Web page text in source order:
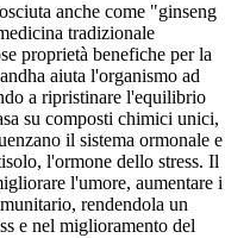
anche come "ginseng
tradizionale
proprietà benefiche per la
aiuta l'organismo ad
a ripristinare l'equilibrio
su composti chimici unici,
il sistema ormonale e
l'ormone dello stress. Il
l'umore, aumentare i
rendendola un
e nel miglioramento del